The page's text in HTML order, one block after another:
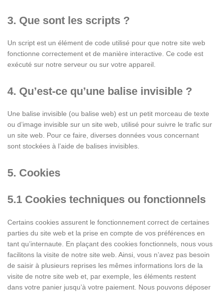
3. Que sont les scripts ?
Un script est un élément de code utilisé pour que notre site web
fonctionne correctement et de manière interactive. Ce code est
exécuté sur notre serveur ou sur votre appareil.
4. Qu’est-ce qu’une balise invisible ?
Une balise invisible (ou balise web) est un petit morceau de texte
ou d’image invisible sur un site web, utilisé pour suivre le trafic sur
un site web. Pour ce faire, diverses données vous concernant
sont stockées à l’aide de balises invisibles.
5. Cookies
5.1 Cookies techniques ou fonctionnels
Certains cookies assurent le fonctionnement correct de certaines
parties du site web et la prise en compte de vos préférences en
tant qu’internaute. En plaçant des cookies fonctionnels, nous vous
facilitons la visite de notre site web. Ainsi, vous n’avez pas besoin
de saisir à plusieurs reprises les mêmes informations lors de la
visite de notre site web et, par exemple, les éléments restent
dans votre panier jusqu’à votre paiement. Nous pouvons déposer